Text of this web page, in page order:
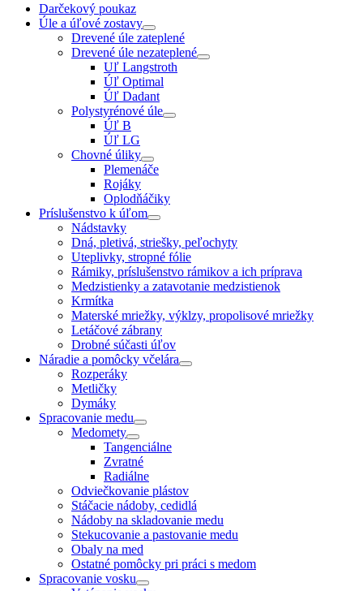
Darčekový poukaz
Úle a úľové zostavy
Drevené úle zateplené
Drevené úle nezateplené
Uľ Langstroth
Úľ Optimal
Úľ Dadant
Polystyrénové úle
Úľ B
Úľ LG
Chovné úliky
Plemenáče
Rojáky
Oplodňáčiky
Príslušenstvo k úľom
Nádstavky
Dná, pletivá, striešky, peľochyty
Uteplivky, stropné fólie
Rámiky, príslušenstvo rámikov a ich príprava
Medzistienky a zatavotanie medzistienok
Krmítka
Materské mriežky, výklzy, propolisové mriežky
Letáčové zábrany
Drobné súčasti úľov
Náradie a pomôcky včelára
Rozperáky
Metličky
Dymáky
Spracovanie medu
Medomety
Tangenciálne
Zvratné
Radiálne
Odviečkovanie plástov
Stáčacie nádoby, cedidlá
Nádoby na skladovanie medu
Stekucovanie a pastovanie medu
Obaly na med
Ostatné pomôcky pri práci s medom
Spracovanie vosku